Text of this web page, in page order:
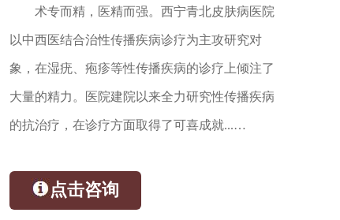
术专而精，医精而强。西宁青北皮肤病医院
以中西医结合治性传播疾病诊疗为主攻研究对
象，在湿疣、疱疹等性传播疾病的诊疗上倾注了
大量的精力。医院建院以来全力研究性传播疾病
的抗治疗，在诊疗方面取得了可喜成就...…
点击咨询